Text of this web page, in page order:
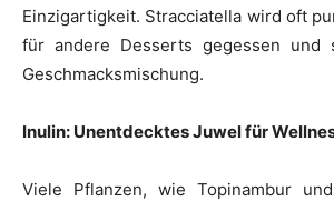
Einzigartigkeit. Stracciatella wird oft
für andere Desserts gegessen und
Geschmacksmischung.
Inulin: Unentdecktes Juwel für
Viele Pflanzen, wie Topinambur